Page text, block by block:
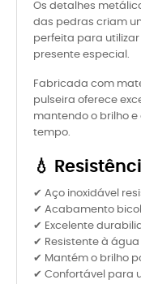
Os detalhes
das pedras criam
perfeita para
presente especial.
Fabricada com
pulseira oferece
mantendo o brilho
tempo.
💧
✔ Aço inoxidável
✔ Acabamento
✔ Excelente
✔ Resistente à
✔ Mantém o brilho
✔ Confortável para